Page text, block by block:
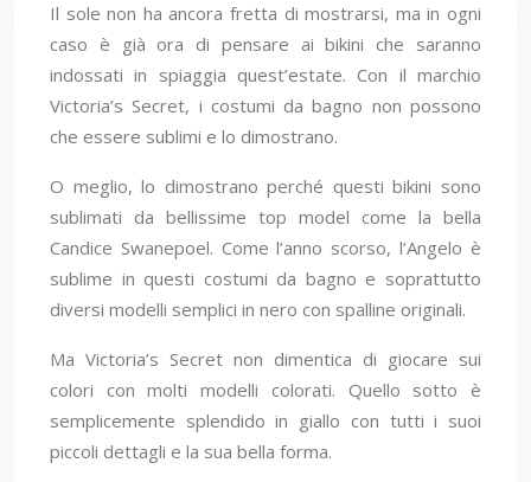
Il sole non ha ancora fretta di mostrarsi, ma in ogni
caso è già ora di pensare ai bikini che saranno
indossati in spiaggia quest’estate. Con il marchio
Victoria’s Secret, i costumi da bagno non possono
che essere sublimi e lo dimostrano.
O meglio, lo dimostrano perché questi bikini sono
sublimati da bellissime top model come la bella
Candice Swanepoel. Come l’anno scorso, l’Angelo è
sublime in questi costumi da bagno e soprattutto
diversi modelli semplici in nero con spalline originali.
Ma Victoria’s Secret non dimentica di giocare sui
colori con molti modelli colorati. Quello sotto è
semplicemente splendido in giallo con tutti i suoi
piccoli dettagli e la sua bella forma.